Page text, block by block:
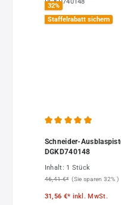
32%
Staffelrabatt sichern
Schneider-
DGKD740148
Inhalt: 1 Stück
46,41 €* (Sie sparen 32% )
31,56 €* inkl. MwSt.